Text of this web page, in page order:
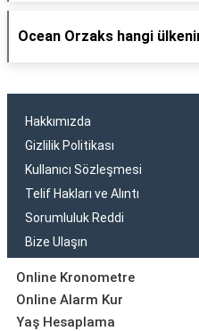
Ocean Orzaks hangi
Hakkımızda
Gizlilik Politikası
Kullanıcı Sözleşmesi
Telif Hakları ve Alıntı
Sorumluluk Reddi
Bize Ulaşın
Online Kronometre
Online Alarm Kur
Yaş Hesaplama